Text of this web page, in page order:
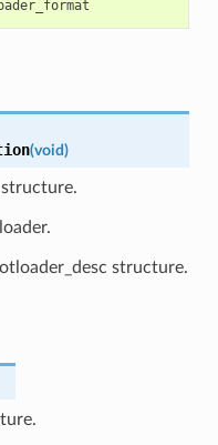
(void)
structure.
structure.